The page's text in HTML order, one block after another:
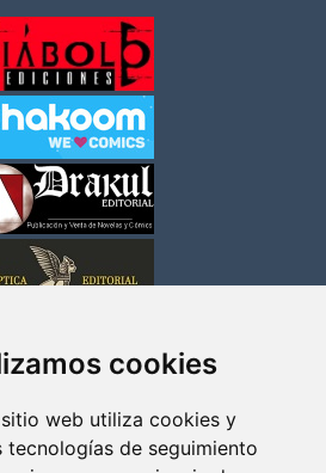
cookies
web utiliza cookies y
tecnologías de seguimiento
WINNICK: LA ACTRIZ MAS GUAPA DE